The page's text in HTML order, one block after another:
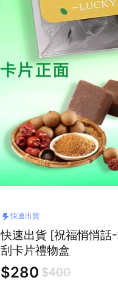
快速出貨
快速出貨 [祝福悄悄話
刮卡片禮物盒
$280 $400